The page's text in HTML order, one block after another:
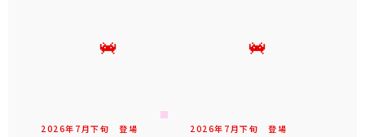
2026年 7 月下旬 登場 2026年 7 月下旬 登場